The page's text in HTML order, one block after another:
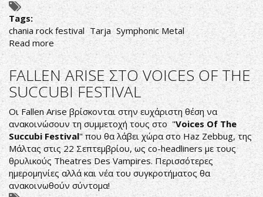
Tags:
chania rock festival Tarja Symphonic Metal
Read more about
CHANIA
ROCK
FESTIVAL
FALLEN ARISE ΣΤΟ VOICES OF THE
SUCCUBI FESTIVAL
Οι Fallen Arise βρίσκονται στην ευχάριστη θέση να
ανακοινώσουν τη συμμετοχή τους στο "Voices Of The
Succubi Festival" που θα λάβει χώρα στο Haz Zebbug, της
Μάλτας στις 22 Σεπτεμβρίου, ως co-headliners με τους
θρυλικούς Theatres Des Vampires. Περισσότερες
ημερομηνίες αλλά και νέα του συγκροτήματος θα
ανακοινωθούν σύντομα!